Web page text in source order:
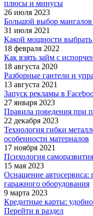
плюсы и минусы
26 июля 2023
Большой выбор
31 июля 2021
Какой мощности выбрать
18 февраля 2022
Как взять займ с
18 августа 2020
Разборные гантели и
13 августа 2021
Запуск рекламы в
27 января 2023
Правила поведения при
22 декабря 2023
Технология гибки
особенности материалов
17 ноября 2021
Психология
15 мая 2023
Оснащение автосервиса:
гаражного оборудования
9 марта 2023
Кредитные карты:
Перейти в раздел